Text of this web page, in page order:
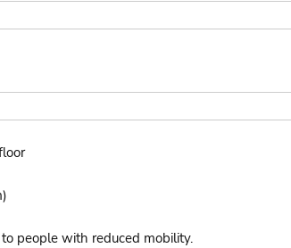
people with reduced mobility.